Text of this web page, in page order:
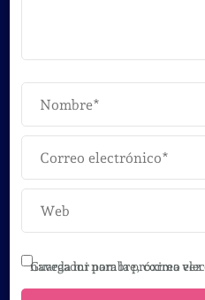
Guarda mi nombre, correo electrónico y web en este navegador